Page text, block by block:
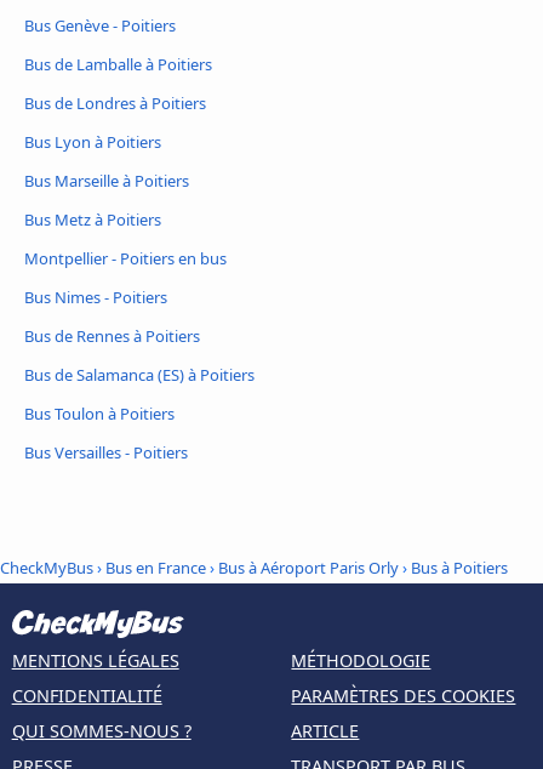
Bus Genève - Poitiers
Bus de Lamballe à Poitiers
Bus de Londres à Poitiers
Bus Lyon à Poitiers
Bus Marseille à Poitiers
Bus Metz à Poitiers
Montpellier - Poitiers en bus
Bus Nimes - Poitiers
Bus de Rennes à Poitiers
Bus de Salamanca (ES) à Poitiers
Bus Toulon à Poitiers
Bus Versailles - Poitiers
CheckMyBus› Bus en France› Bus à Aéroport Paris Orly› Bus à Poitiers
MENTIONS LÉGALES
CONFIDENTIALITÉ
QUI SOMMES-NOUS ?
MÉTHODOLOGIE
PARAMÈTRES DES COOKIES
ARTICLE